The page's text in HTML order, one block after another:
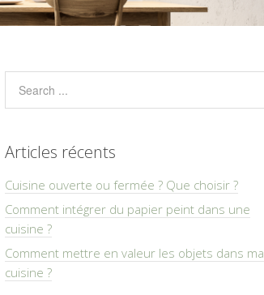
Articles récents
Cuisine ouverte ou fermée ? Que choisir ?
Comment intégrer du papier peint dans une
cuisine ?
Comment mettre en valeur les objets dans ma
cuisine ?